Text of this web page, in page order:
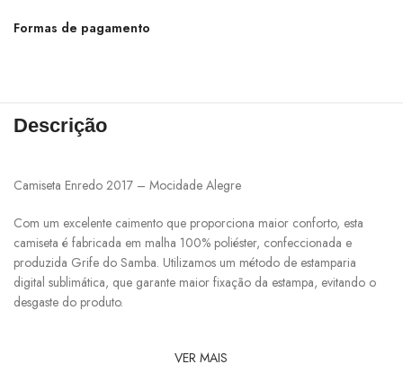
Formas de pagamento
Descrição
Camiseta Enredo 2017 – Mocidade Alegre
Com um excelente caimento que proporciona maior conforto, esta
camiseta é fabricada em malha 100% poliéster, confeccionada e
produzida Grife do Samba. Utilizamos um método de estamparia
digital sublimática, que garante maior fixação da estampa, evitando o
desgaste do produto.
VER MAIS